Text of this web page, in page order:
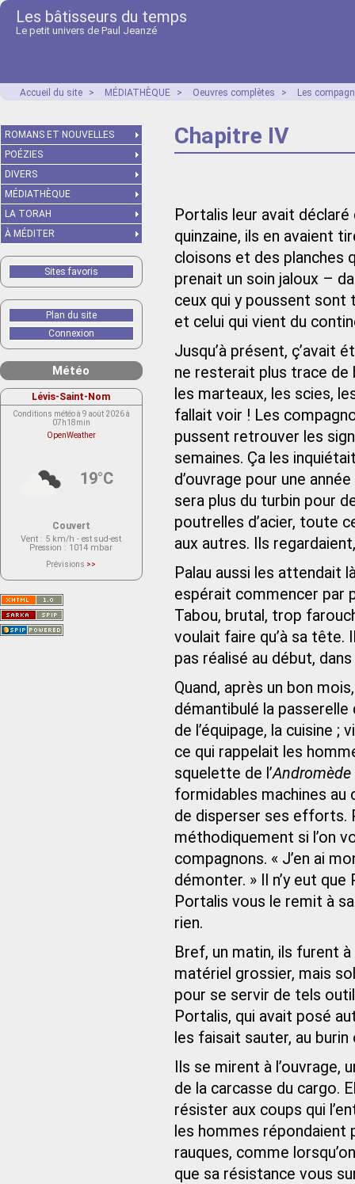
Les bâtisseurs du temps
Le petit univers de Paul Jeanzé
Accueil du site > MÉDIATHÈQUE > Oeuvres complètes > Les
Chapitre IV
Portalis leur avait déclaré
quinzaine, ils en avaient
cloisons et des planches
prenait un soin jaloux –
ceux qui y poussent sont
et celui qui vient du
Jusqu’à présent, ç’avait
ne resterait plus trace de
les marteaux, les scies,
fallait voir ! Les
pussent retrouver les
semaines. Ça les
d’ouvrage pour une
sera plus du turbin pour
poutrelles d’acier, toute
aux autres. Ils
Palau aussi les attendait
espérait commencer par
Tabou, brutal, trop
voulait faire qu’à sa tête.
pas réalisé au début,
Quand, après un bon
démantibulé la
de l’équipage, la cuisine
ce qui rappelait les
squelette de l’Andromède
formidables machines au
de disperser ses efforts.
méthodiquement si l’on
compagnons. « J’en ai
démonter. » Il n’y eut
Portalis vous le remit à
rien.
Bref, un matin, ils furent
matériel grossier, mais
pour se servir de tels
Portalis, qui avait posé
les faisait sauter, au
Ils se mirent à
de la carcasse du cargo.
résister aux coups qui
les hommes répondaient
rauques, comme
que sa résistance vous
ROMANS ET NOUVELLES
POÉZIES
DIVERS
MÉDIATHÈQUE
LA TORAH
À MÉDITER
Sites favoris
Plan du site
Connexion
Météo
Lévis-Saint-Nom
Conditions météo à 9 août 2026 à
07h18min
OpenWeather
19°C
Couvert
Vent : 5 km/h - est sud-est
Pression : 1014 mbar
Prévisions >>
actuellement aucune prévision
Saint-Nom.
Veuillez consulter le message du
service ci-dessous.
(401 - Invalid API key. Please see
https://openweathermap.org/faq#error401